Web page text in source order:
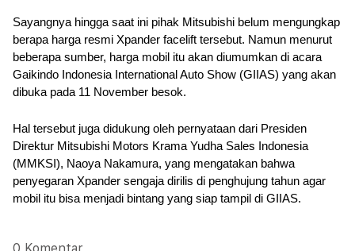
Sayangnya hingga saat ini pihak Mitsubishi belum mengungkap
berapa harga resmi Xpander facelift tersebut. Namun menurut
beberapa sumber, harga mobil itu akan diumumkan di acara
Gaikindo Indonesia International Auto Show (GIIAS) yang akan
dibuka pada 11 November besok.
Hal tersebut juga didukung oleh pernyataan dari Presiden
Direktur Mitsubishi Motors Krama Yudha Sales Indonesia
(MMKSI), Naoya Nakamura, yang mengatakan bahwa
penyegaran Xpander sengaja dirilis di penghujung tahun agar
mobil itu bisa menjadi bintang yang siap tampil di GIIAS.